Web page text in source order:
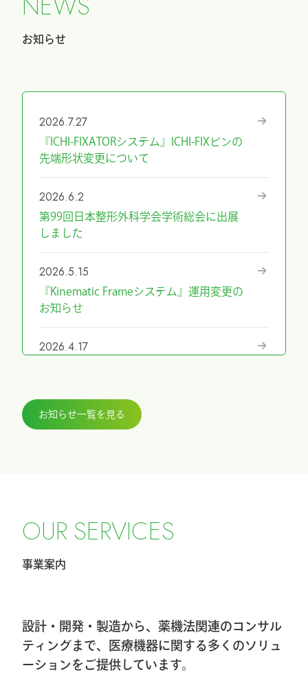
お知らせ
2026.7.27
『ICHI-FIXATORシステム』ICHI-FIXピンの
先端形状変更について
2026.6.2
第99回日本整形外科学会学術総会に出展
しました
2026.5.15
『Kinematic Frameシステム』運用変更の
お知らせ
2026.4.17
2026.3.27
せ
2026.2.20
2026.1.8
第40回東日本手外科研究会出展＆ハンズ
お知らせ一覧を見る
OUR SERVICES
事業案内
設計・開発・製造から、薬機法関連のコンサル
ティングまで、医療機器に関する多くのソリュ
ーションをご提供しています。